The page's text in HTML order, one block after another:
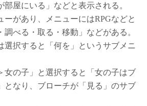
部屋にいる」などと表示される。
ーがあり、メニューにはRPGなどと
べる・取る・移動」などがある。
選択すると「何を」というサブメニ
女の子」と選択すると「女の子はブ
となり、ブローチが「見る」のサブ